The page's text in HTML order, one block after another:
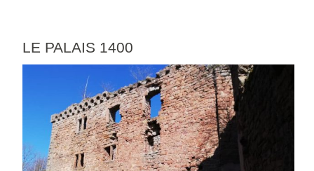
LE PALAIS 1400